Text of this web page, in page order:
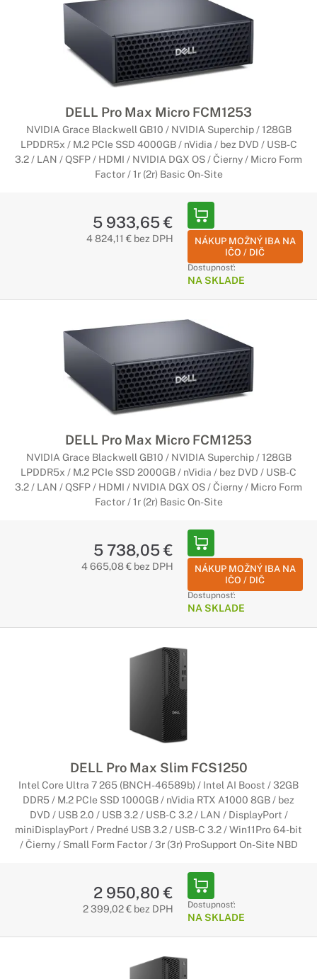
DELL Pro Max Micro FCM1253
NVIDIA Grace Blackwell GB10 / NVIDIA Superchip / 128GB
LPDDR5x / M.2 PCIe SSD 4000GB / nVidia / bez DVD / USB-C
3.2 / LAN / QSFP / HDMI / NVIDIA DGX OS / Čierny / Micro Form
Factor / 1r (2r) Basic On-Site
5 933,65 €
4 824,11 € bez DPH
NÁKUP MOŽNÝ IBA NA
IČO / DIČ
Dostupnosť:
NA SKLADE
DELL Pro Max Micro FCM1253
NVIDIA Grace Blackwell GB10 / NVIDIA Superchip / 128GB
LPDDR5x / M.2 PCIe SSD 2000GB / nVidia / bez DVD / USB-C
3.2 / LAN / QSFP / HDMI / NVIDIA DGX OS / Čierny / Micro Form
Factor / 1r (2r) Basic On-Site
5 738,05 €
4 665,08 € bez DPH
NÁKUP MOŽNÝ IBA NA
IČO / DIČ
Dostupnosť:
NA SKLADE
DELL Pro Max Slim FCS1250
Intel Core Ultra 7 265 (BNCH-46589b) / Intel AI Boost / 32GB
DDR5 / M.2 PCIe SSD 1000GB / nVidia RTX A1000 8GB / bez
DVD / USB 2.0 / USB 3.2 / USB-C 3.2 / LAN / DisplayPort /
miniDisplayPort / Predné USB 3.2 / USB-C 3.2 / Win11Pro 64-bit
/ Čierny / Small Form Factor / 3r (3r) ProSupport On-Site NBD
2 950,80 €
2 399,02 € bez DPH Dostupnosť:
NA SKLADE